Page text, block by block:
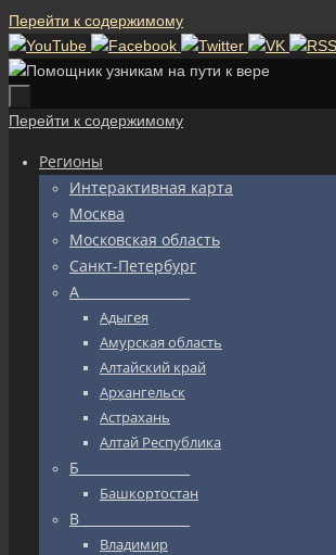
Перейти к содержимому
Перейти к содержимому
Регионы
Интерактивная карта
Москва
Московская область
Санкт-Петербург
А_________________
Адыгея
Амурская область
Алтайский край
Архангельск
Астрахань
Алтай Республика
Б_________________
Башкортостан
В_________________
Владимир